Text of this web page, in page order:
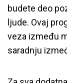
budete deo
ljude. Ovaj
veza između
saradnju